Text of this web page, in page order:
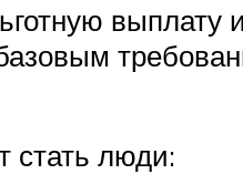
выплату
стать люди: